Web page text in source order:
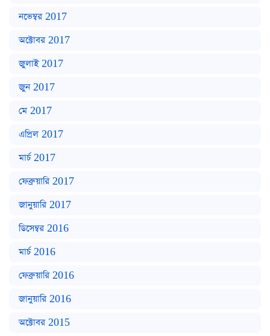
নভেম্বর 2017
অক্টোবর 2017
জুলাই 2017
জুন 2017
মে 2017
এপ্রিল 2017
মার্চ 2017
ফেব্রুয়ারি 2017
জানুয়ারি 2017
ডিসেম্বর 2016
মার্চ 2016
ফেব্রুয়ারি 2016
জানুয়ারি 2016
অক্টোবর 2015